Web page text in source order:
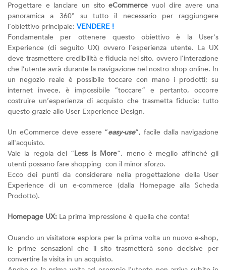
Progettare e lanciare un sitoeCommerce vuol dire avere una
panoramica a 360° su tutto il necessario per raggiungere
l’obiettivo principale: VENDERE !
Fondamentale per ottenere questo obiettivo è la User's
Experience (di seguito UX) ovvero l’esperienza utente. La UX
deve trasmettere credibilità e fiducia nel sito, ovvero l’interazione
che l’utente avrà durante la navigazione nel nostro shop online. In
un negozio reale è possibile toccare con mano i prodotti; su
internet invece, è impossibile “toccare” e pertanto, occorre
costruire un’esperienza di acquisto che trasmetta fiducia: tutto
questo grazie allo User Experience Design.
Un eCommerce deve essere “easy-use”, facile dalla navigazione
all'acquisto.
Vale la regola del “Less is More”, meno è meglio affinché gli
utenti possano fare shopping con il minor sforzo.
Ecco dei punti da considerare nella progettazione della User
Experience di un e-commerce (dalla Homepage alla Scheda
Prodotto).
Homepage UX: La prima impressione è quella che conta!
Quando un visitatore esplora per la prima volta un nuovo e-shop,
le prime sensazioni che il sito trasmetterà sono decisive per
convertire la visita in un acquisto.